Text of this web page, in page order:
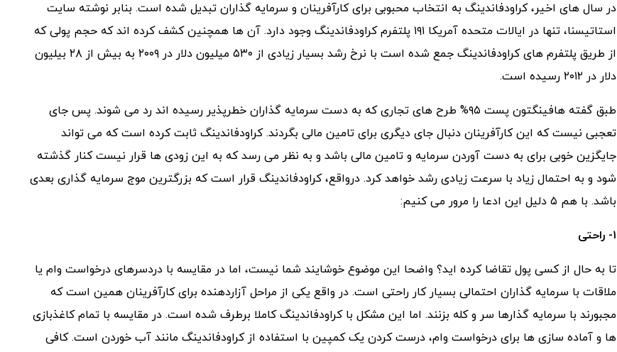
در سال های اخیر، کراودفاندینگ به انتخاب محبوبی برای کارآفرینان و سرمایه گذاران تبدیل شده است. بنابر نوشته سایت
استاتیسنا، تنها در ایالات متحده آمریکا ۱۹۱ پلتفرم کراودفاندینگ وجود دارد. آن ها همچنین کشف کرده اند که حجم پولی که
از طریق پلتفرم های کراودفاندینگ جمع شده است با نرخ رشد بسیار زیادی از ۵۳۰ میلیون دلار در ۲۰۰۹ به بیش از ۲۸ بیلیون
دلار در ۲۰۱۲ رسیده است.
طبق گفته هافینگتون پست ۹۵% طرح های تجاری که به دست سرمایه گذاران خطرپذیر رسیده اند رد می شوند. پس جای
تعجبی نیست که این کارآفرینان دنبال جای دیگری برای تامین مالی بگردند. کراودفاندینگ ثابت کرده است که می تواند
جایگزین خوبی برای به دست آوردن سرمایه و تامین مالی باشد و به نظر می رسد که به این زودی ها قرار نیست کنار گذشته
شود و به احتمال زیاد با سرعت زیادی رشد خواهد کرد. درواقع، کراودفاندینگ قرار است که بزرگترین موج سرمایه گذاری بعدی
باشد. با هم ۵ دلیل این ادعا را مرور می کنیم:
۱- راحتی
تا به حال از کسی پول تقاضا کرده اید؟ واضحا این موضوع خوشایند شما نیست، اما در مقایسه با دردسرهای درخواست وام یا
ملاقات با سرمایه گذاران احتمالی بسیار کار راحتی است. در واقع یکی از مراحل آزاردهنده برای کارآفرینان همین است که
مجبورند با سرمایه گذارها سر و کله بزنند. اما این مشکل با کراودفاندینگ کاملا برطرف شده است. در مقایسه با تمام کاغذبازی
ها و آماده سازی ها برای درخواست وام، درست کردن یک کمپین با استفاده از کراودفاندینگ مانند آب خوردن است. کافی